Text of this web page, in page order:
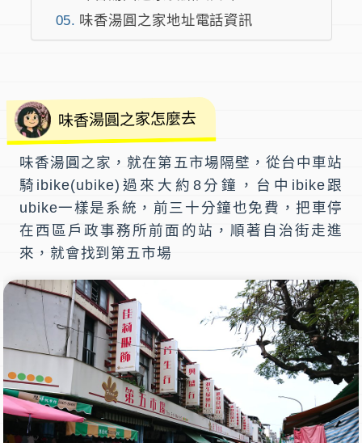
味香湯圓之家地址電話資訊
味香湯圓之家怎麼去
味香湯圓之家 ，就在第五市場 隔壁，從 台中車站
騎ibike(ubike)過來大約8分鐘，台中ibike跟
ubike一樣是系統，前三十分鐘也免費，把車停
在西區戶政事務所前面的站，順著自治街走進
來，就會找到 第五市場